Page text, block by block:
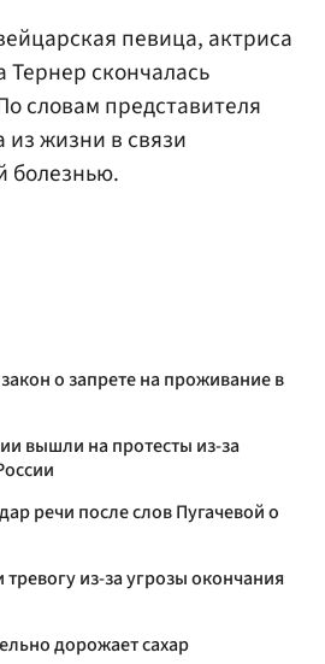
певица, актриса
скончалась
словам представителя
из жизни в связи
болезнью.
о запрете на проживание в
вышли на протесты из-за
речи после слов Пугачевой о
из-за угрозы окончания
дорожает сахар